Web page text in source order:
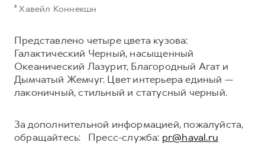
⁸ Хавейл Коннекшн
Представлено четыре цвета кузова:
Галактический Черный, насыщенный
Океанический Лазурит, Благородный Агат и
Дымчатый Жемчуг. Цвет интерьера единый —
лаконичный, стильный и статусный черный.
За дополнительной информацией, пожалуйста,
обращайтесь: Пресс-служба: pr@haval.ru